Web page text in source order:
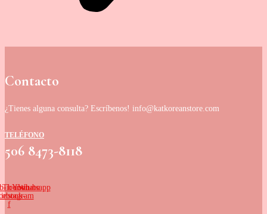
Contacto
¿Tienes alguna consulta? Escríbenos! info@katkoreanstore.com
TELÉFONO
506 8473-8118
icon-
f
Tb-icon-
instagram
Youtube
Whatsapp